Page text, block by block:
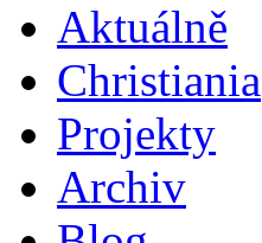
Aktuálně
Christiania
Projekty
Archiv